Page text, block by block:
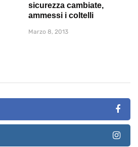
sicurezza cambiate,
ammessi i coltelli
Marzo 8, 2013